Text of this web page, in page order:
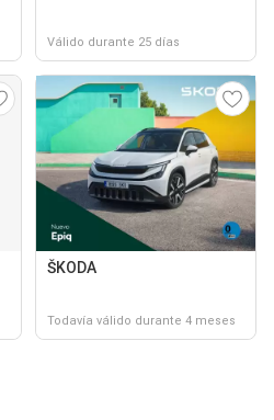
Válido durante 25 días
ŠKODA
Todavía válido durante 4 meses